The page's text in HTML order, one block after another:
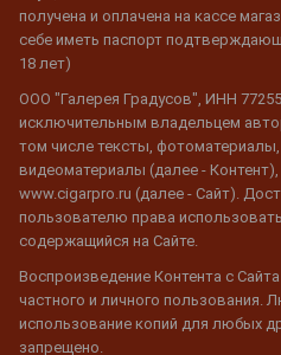
получена и оплачена на кассе
себе иметь паспорт
18 лет)
ООО "Галерея Градусов", ИНН
исключительным владельцем
том числе тексты,
видеоматериалы (далее -
www.cigarpro.ru (далее - Сайт).
пользователю права
содержащийся на Сайте.
Воспроизведение Контента с
частного и личного пользования.
использование копий для любых
запрещено.